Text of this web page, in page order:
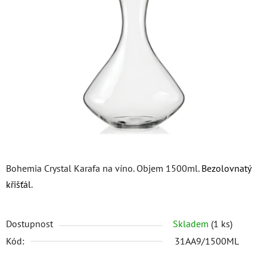
Bohemia Crystal Karafa na víno. Objem 1500ml. Bezolovnatý
křišťál.
Dostupnost Skladem (1 ks)
Kód:
31AA9/1500ML